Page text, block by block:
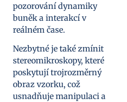
pozorování dynamiky
buněk a interakcí v
reálném čase.
Nezbytné je také zmínit
stereomikroskopy, které
poskytují trojrozměrný
obraz vzorku, což
usnadňuje manipulaci a